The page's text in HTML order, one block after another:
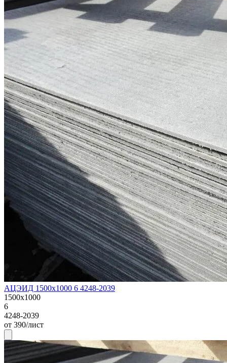
АЦЭИД 1500х1000 6 4248-2039
1500х1000
6
4248-2039
от 390/лист